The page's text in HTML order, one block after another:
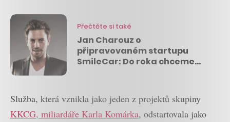
Přečtěte si také
Jan Charouz o
připravovaném startupu
SmileCar: Do roka chceme
Služba, která vznikla jako jeden z projektů skupiny
KKCG, miliardáře Karla Komárka, odstartovala jako